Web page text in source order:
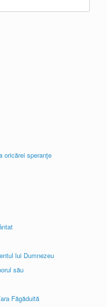
oricărei speranţe
lui Dumnezeu
său
Făgăduită